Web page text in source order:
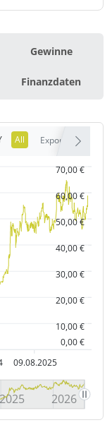
Gewinne
Finanzdaten
All Export
09.08.2025
0,00 €
10,00 €
20,00 €
30,00 €
40,00 €
50,00 €
60,00 €
70,00 €
2026